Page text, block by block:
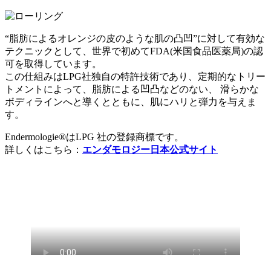
“脂肪によるオレンジの皮のような肌の凸凹”に対して有効な
テクニックとして、世界で初めてFDA(米国食品医薬局)の認
可を取得しています。
この仕組みはLPG社独自の特許技術であり、定期的なトリー
トメントによって、脂肪による凹凸などのない、 滑らかな
ボディラインへと導くとともに、肌にハリと弾力を与えま
す。
Endermologie®はLPG 社の登録商標です。
詳しくはこちら： エンダモロジー日本公式サイト